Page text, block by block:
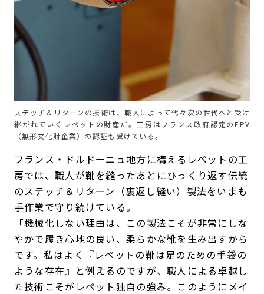
ステッチ＆リターンの技術は、職人によって代々次の世代へと受け
継がれていくレペットの財産だ。工房はフランス政府認定のEPV
（無形文化財企業）の認証も受けている。
フランス・ドルドーニュ地方に構えるレペットの工
房では、職人が靴を縫ったあとにひっくり返す伝統
のステッチ＆リターン（裏返し縫い）製法をいまも
手作業で守り続けている。
「機械化しない理由は、この製法こそが非常にしな
やかで履き心地の良い、柔らかな靴を生み出すから
です。私はよく『レペットの靴は足のための手袋の
ような存在』と例えるのですが、職人による卓越し
た技術こそがレペット独自の強み。このようにメイ